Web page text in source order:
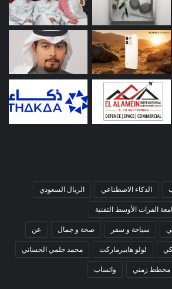
الذكاء الاصطناعي الريال السعودي
الفرات الأوسط التقنية
سياحة و سفر صحة و جمال عن
لولو هايبرماركت محمد جلمي الحساني
مخطط زمني واتساب